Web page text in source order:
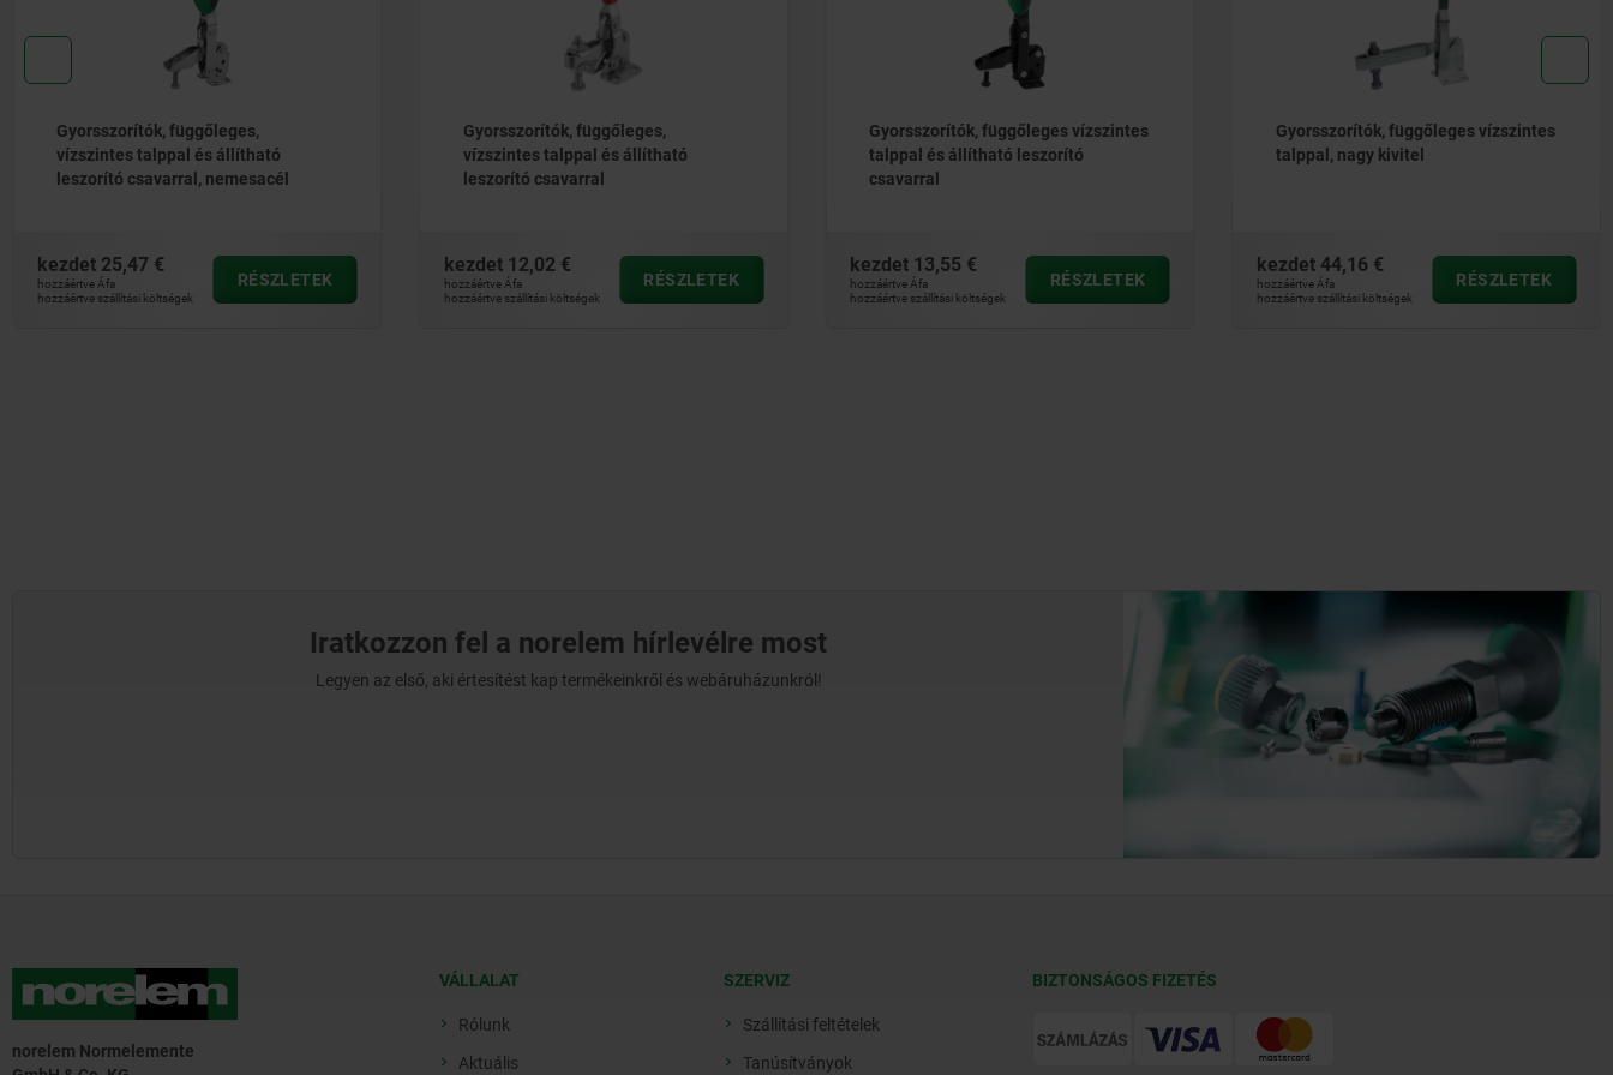
Gyorsszorítók, függőleges,
vízszintes talppal és állítható
leszorító csavarral, nemesacél
kezdet 25,47 €
hozzáértve Áfa
hozzáértve szállítási költségek
RÉSZLETEK
Gyorsszorítók, függőleges,
vízszintes talppal és állítható
leszorító csavarral
kezdet 12,02 €
hozzáértve Áfa
hozzáértve szállítási költségek
RÉSZLETEK
Gyorsszorítók, függőleges vízszintes
talppal és állítható leszorító
csavarral
kezdet 13,55 €
hozzáértve Áfa
hozzáértve szállítási költségek
RÉSZLETEK
Gyorsszorítók, függőleges vízszintes
talppal, nagy kivitel
kezdet 44,16 €
hozzáértve Áfa
hozzáértve szállítási költségek
RÉSZLETEK
Iratkozzon fel a norelem hírlevélre most
Legyen az első, aki értesítést kap termékeinkről és webáruházunkról!
norelem Normelemente
VÁLLALAT
Rólunk
Aktuális
SZERVIZ
Szállítási feltételek
Tanúsítványok
BIZTONSÁGOS FIZETÉS